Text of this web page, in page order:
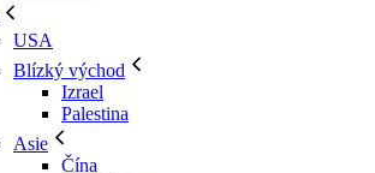
USA
Blízký východ
Izrael
Palestina
Asie
Čína